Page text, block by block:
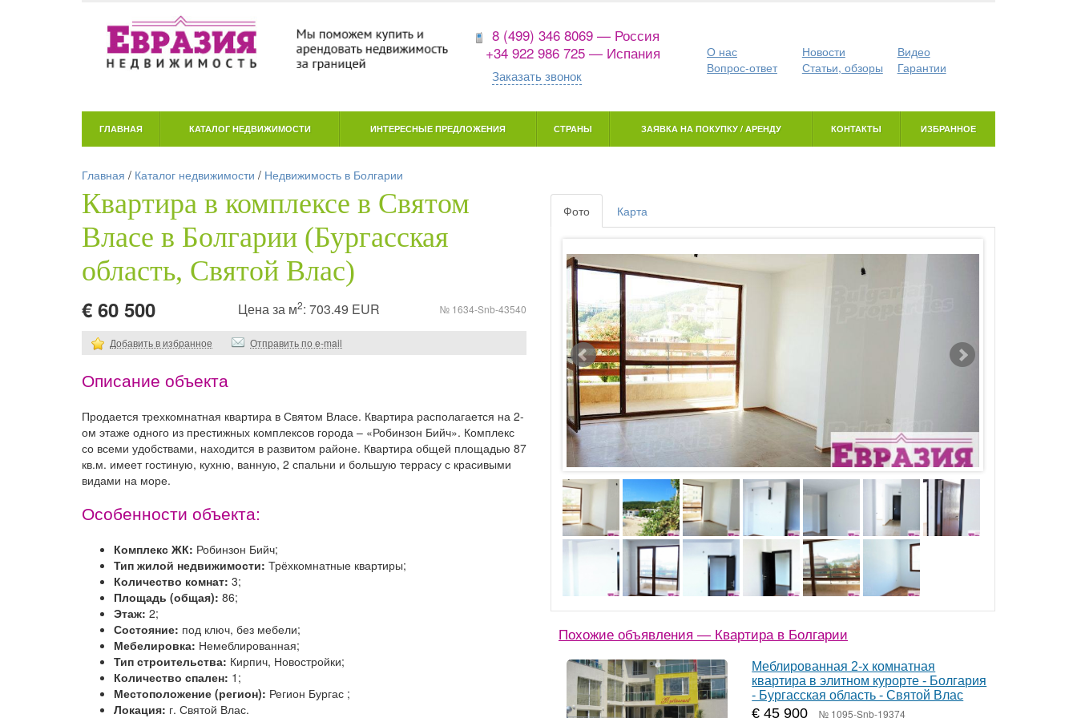
8 (499) 346 8069 — Россия
+34 922 986 725 — Испания
Заказать звонок
О нас Новости
Видео
Вопрос-ответ
Статьи, обзоры Гарантии
ГЛАВНАЯ КАТАЛОГ НЕДВИЖИМОСТИ ИНТЕРЕСНЫЕ ПРЕДЛОЖЕНИЯ СТРАНЫ ЗАЯВКА НА ПОКУПКУ / АРЕНДУ КОНТАКТЫ ИЗБРАННОЕ
Главная / Каталог недвижимости / Недвижимость в Болгарии
Квартира в комплексе в Святом
Власе в Болгарии (Бургасская
область, Святой Влас)
€ 60 500 Цена за м2: 703.49 EUR № 1634-Snb-43540
Добавить в избранное Отправить по e-mail
Описание объекта
Продается трехкомнатная квартира в Святом Власе. Квартира располагается на 2-
ом этаже одного из престижных комплексов города – «Робинзон Бийч». Комплекс
со всеми удобствами, находится в развитом районе. Квартира общей площадью 87
кв.м. имеет гостиную, кухню, ванную, 2 спальни и большую террасу с красивыми
видами на море.
Особенности объекта:
Комплекс ЖК: Робинзон Бийч;
Тип жилой недвижимости: Трёхкомнатные квартиры;
Количество комнат: 3;
Площадь (общая): 86;
Этаж: 2;
Состояние: под ключ, без мебели;
Мебелировка: Немеблированная;
Тип строительства: Кирпич, Новостройки;
Количество спален: 1;
Местоположение (регион): Регион Бургас ;
Локация: г. Святой Влас.
Фото Карта
Похожие объявления — Квартира в Болгарии
Меблированная 2-х комнатная
квартира в элитном курорте - Болгария
- Бургасская область - Святой Влас
€ 45 900 № 1095-Snb-19374